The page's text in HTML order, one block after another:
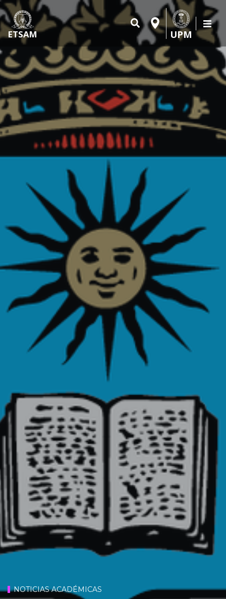
ETSAM UPM
NOTICIAS ACADÉMICAS